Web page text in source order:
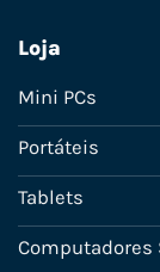
Loja
Mini PCs
Portáteis
Tablets
Computadores